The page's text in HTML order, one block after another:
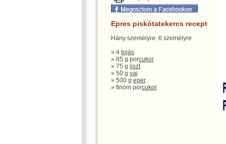
Epres piskótatekercs recept
Hány személyre: 6 személyre
» 4 tojás
» 85 g porcukor
» 75 g liszt
» 50 g vaj
» 500 g eper
» finom porcukor